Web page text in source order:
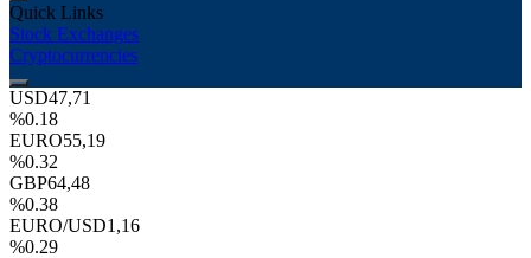
Quick Links
Stock Exchanges
Cryptocurrencies
USD47,71
%0.18
EURO55,19
%0.32
GBP64,48
%0.38
EURO/USD1,16
%0.29